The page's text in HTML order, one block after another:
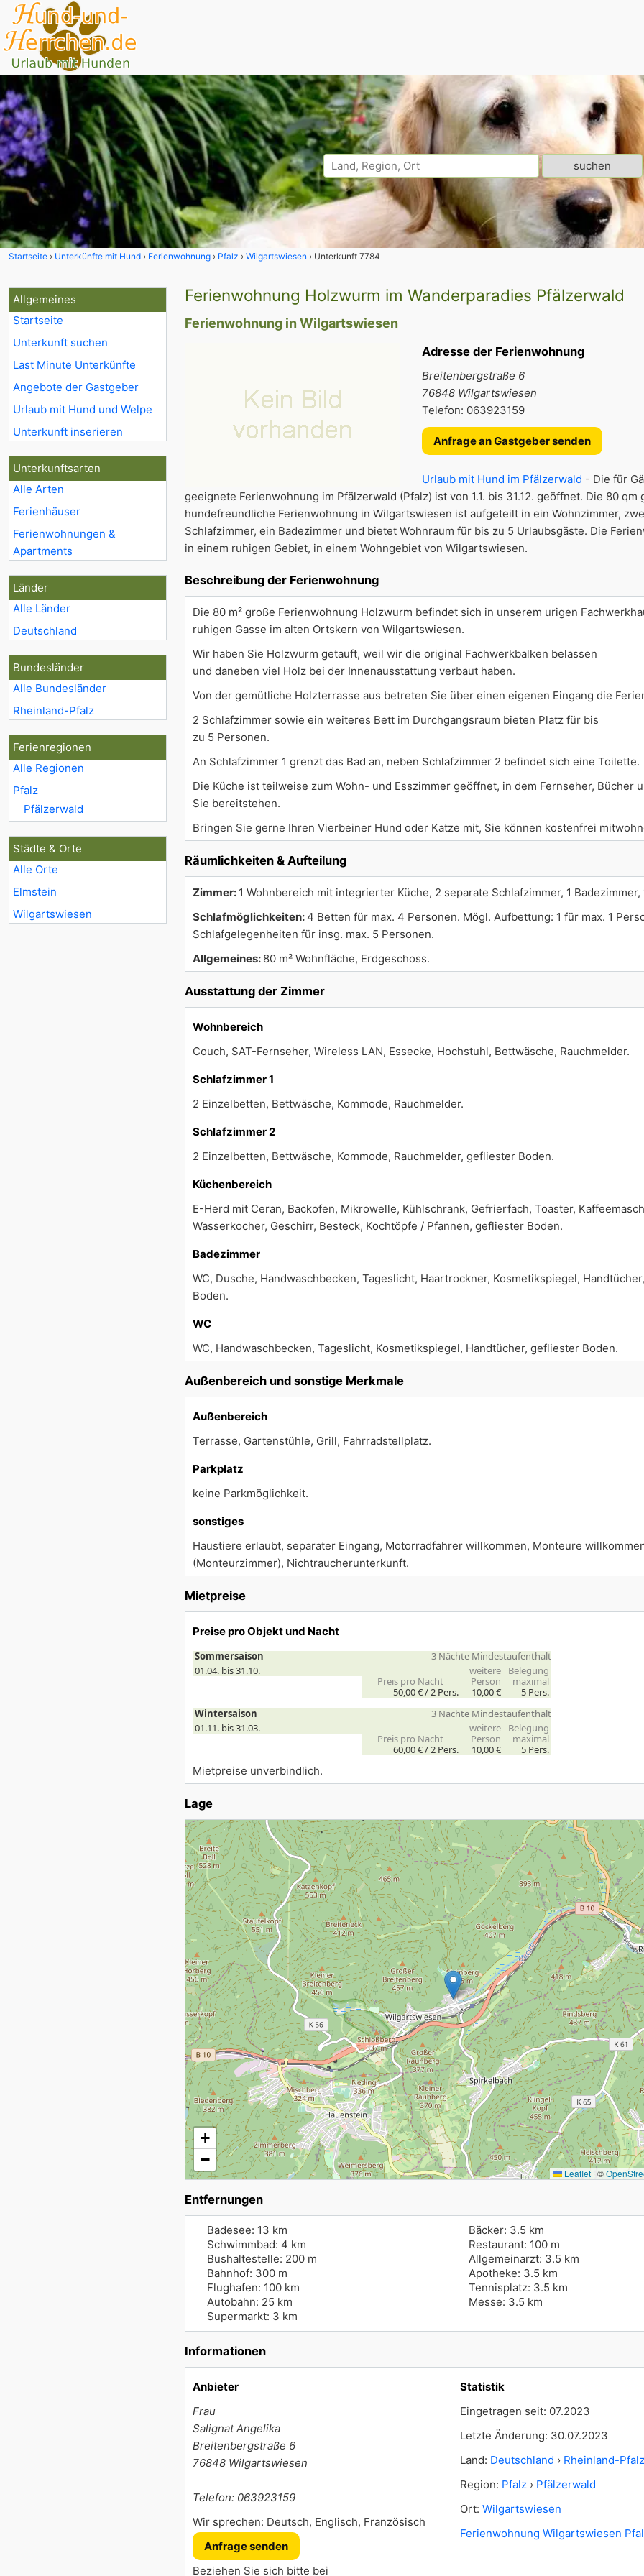
Startseite Unterkünfte mit Hund Ferienwohnung Pfalz Wilgartswiesen Unterkunft 7784
Allgemeines
Startseite
Unterkunft suchen
Last Minute Unterkünfte
Angebote der Gastgeber
Urlaub mit Hund und Welpe
Unterkunft inserieren
Unterkunftsarten
Alle Arten
Ferienhäuser
Ferienwohnungen &
Apartments
Länder
Alle Länder
Deutschland
Bundesländer
Alle Bundesländer
Rheinland-Pfalz
Ferienregionen
Alle Regionen
Pfalz
Pfälzerwald
Städte & Orte
Alle Orte
Elmstein
Wilgartswiesen
Ferienwohnung Holzwurm im Wanderparadies Pfälzerwald
Ferienwohnung in Wilgartswiesen
Adresse der Ferienwohnung
Breitenbergstraße 6
76848 Wilgartswiesen
Telefon: 063923159
Anfrage an Gastgeber senden
Urlaub mit Hund im Pfälzerwald - Die für
geeignete Ferienwohnung im Pfälzerwald (Pfalz) ist von 1.1. bis 31.12. geöffnet. Die 80 qm
hundefreundliche Ferienwohnung in Wilgartswiesen ist aufgeteilt in ein Wohnzimmer,
Schlafzimmer, ein Badezimmer und bietet Wohnraum für bis zu 5 Urlaubsgäste. Die
in einem ruhigen Gebiet, in einem Wohngebiet von Wilgartswiesen.
Beschreibung der Ferienwohnung
Die 80 m² große Ferienwohnung Holzwurm befindet sich in unserem urigen
ruhigen Gasse im alten Ortskern von Wilgartswiesen.
Wir haben Sie Holzwurm getauft, weil wir die original Fachwerkbalken belassen
und daneben viel Holz bei der Innenausstattung verbaut haben.
Von der gemütliche Holzterrasse aus betreten Sie über einen eigenen Eingang die
2 Schlafzimmer sowie ein weiteres Bett im Durchgangsraum bieten Platz für bis
zu 5 Personen.
An Schlafzimmer 1 grenzt das Bad an, neben Schlafzimmer 2 befindet sich eine Toilette.
Die Küche ist teilweise zum Wohn- und Esszimmer geöffnet, in dem Fernseher, Bücher
Sie bereitstehen.
Bringen Sie gerne Ihren Vierbeiner Hund oder Katze mit, Sie können kostenfrei
Räumlichkeiten & Aufteilung
Zimmer: 1 Wohnbereich mit integrierter Küche, 2 separate Schlafzimmer, 1 Badezimmer,
Schlafmöglichkeiten: 4 Betten für max. 4 Personen. Mögl. Aufbettung: 1 für max. 1
Schlafgelegenheiten für insg. max. 5 Personen.
Allgemeines: 80 m² Wohnfläche, Erdgeschoss.
Ausstattung der Zimmer
Wohnbereich
Couch, SAT-Fernseher, Wireless LAN, Essecke, Hochstuhl, Bettwäsche, Rauchmelder.
Schlafzimmer 1
2 Einzelbetten, Bettwäsche, Kommode, Rauchmelder.
Schlafzimmer 2
2 Einzelbetten, Bettwäsche, Kommode, Rauchmelder, gefliester Boden.
Küchenbereich
E-Herd mit Ceran, Backofen, Mikrowelle, Kühlschrank, Gefrierfach, Toaster,
Wasserkocher, Geschirr, Besteck, Kochtöpfe / Pfannen, gefliester Boden.
Badezimmer
WC, Dusche, Handwaschbecken, Tageslicht, Haartrockner, Kosmetikspiegel,
Boden.
WC
WC, Handwaschbecken, Tageslicht, Kosmetikspiegel, Handtücher, gefliester Boden.
Außenbereich und sonstige Merkmale
Außenbereich
Terrasse, Gartenstühle, Grill, Fahrradstellplatz.
Parkplatz
keine Parkmöglichkeit.
sonstiges
Haustiere erlaubt, separater Eingang, Motorradfahrer willkommen, Monteure
(Monteurzimmer), Nichtraucherunterkunft.
Mietpreise
Preise pro Objekt und Nacht
Sommersaison
3 Nächte Mindestaufenthalt
01.04. bis 31.10.
Preis pro Nacht
weitere
Person
Belegung
maximal
50,00 € /2 Pers. 10,00 €
5 Pers.
Wintersaison
3 Nächte Mindestaufenthalt
01.11. bis 31.03.
Preis pro Nacht
weitere
Person
Belegung
maximal
60,00 € /2 Pers. 10,00 € 5 Pers.
Mietpreise unverbindlich.
Lage
Lade Lageplan
+
−
Leaflet | ©
Entfernungen
Badesee: 13 km
Schwimmbad: 4 km
Bushaltestelle: 200 m
Bahnhof: 300 m
Flughafen: 100 km
Autobahn: 25 km
Supermarkt: 3 km
Bäcker: 3.5 km
Restaurant: 100 m
Allgemeinarzt: 3.5 km
Apotheke: 3.5 km
Tennisplatz: 3.5 km
Messe: 3.5 km
Informationen
Anbieter
Frau
Salignat Angelika
Breitenbergstraße 6
76848 Wilgartswiesen
Telefon: 063923159
Wir sprechen: Deutsch, Englisch, Französisch
Anfrage senden
Beziehen Sie sich bitte bei
Statistik
Eingetragen seit: 07.2023
Letzte Änderung: 30.07.2023
Land: Deutschland › Rheinland-Pfalz
Region: Pfalz› Pfälzerwald
Ort: Wilgartswiesen
Ferienwohnung Wilgartswiesen